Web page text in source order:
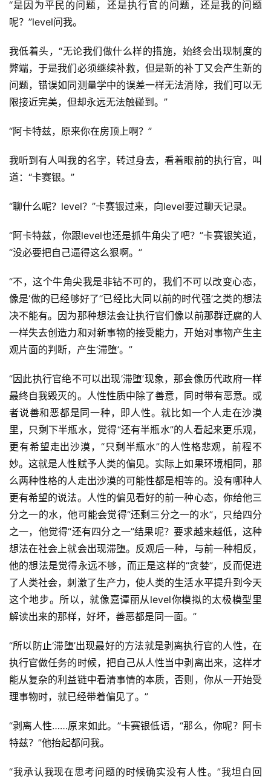
“是因为平民的问题，还是执行官的问题，还是我的问题
呢？”level问我。
我低着头，“无论我们做什么样的措施，始终会出现制度的
弊端，于是我们必须继续补救，但是新的补丁又会产生新的
问题，错误如同测量学中的误差一样无法消除，我们可以无
限接近完美，但却永远无法触碰到。”
“阿卡特兹，原来你在房顶上啊？”
我听到有人叫我的名字，转过身去，看着眼前的执行官，叫
道：“卡赛银。”
“聊什么呢？level？”卡赛银过来，向level要过聊天记录。
“阿卡特兹，你跟level也还是抓牛角尖了吧？”卡赛银笑道，
“没必要把自己逼得这么狠啊。”
“不，这个牛角尖我是非钻不可的，我们不可以改变心态，
像是‘做的已经够好了’‘已经比大同以前的时代强’之类的想法
决不能有。因为那种想法会让执行官们像以前那群迂腐的人
一样失去创造力和对新事物的接受能力，开始对事物产生主
观片面的判断，产生‘滞堕’。”
“因此执行官绝不可以出现‘滞堕’现象，那会像历代政府一样
最终自我毁灭的。人性性质中除了善意，同时带有恶意。或
者说善和恶都是同一种，即人性。就比如一个人走在沙漠
里，只剩下半瓶水，觉得“还有半瓶水”的人看起来更乐观，
更有希望走出沙漠，“只剩半瓶水”的人性格悲观，前程不
妙。这就是人性赋予人类的偏见。实际上如果环境相同，那
么两种性格的人走出沙漠的可能性都是相等的。没有哪种人
更有希望的说法。人性的偏见看好的前一种心态，你给他三
分之一的水，他可能会觉得“还剩三分之一的水”，只给四分
之一，他觉得“还有四分之一”结果呢？要求越来越低，这种
想法在社会上就会出现滞堕。反观后一种，与前一种相反，
他的想法是觉得永远不够，而正是这样的“贪婪”，反而促进
了人类社会，刺激了生产力，使人类的生活水平提升到今天
这个地步。所以，就像嘉谭丽从level你模拟的太极模型里
解读出来的那样，好坏，善恶都是同一面。”
“所以防止‘滞堕’出现最好的方法就是剥离执行官的人性，在
执行官做任务的时候，把自己从人性当中剥离出来，这样才
能从复杂的利益链中看清事情的本质，否则，你从一开始受
理事物时，就已经带着偏见了。”
“剥离人性……原来如此。”卡赛银低语，“那么，你呢？阿卡
特兹？”他抬起都问我。
“我承认我现在思考问题的时候确实没有人性。”我坦白回